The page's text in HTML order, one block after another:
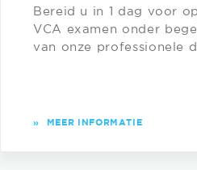
Bereid u in 1 dag voor
VCA examen onder
van onze professionele
» MEER INFORMATIE